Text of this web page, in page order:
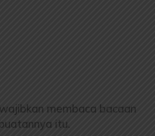
membaca bacaan
itu.